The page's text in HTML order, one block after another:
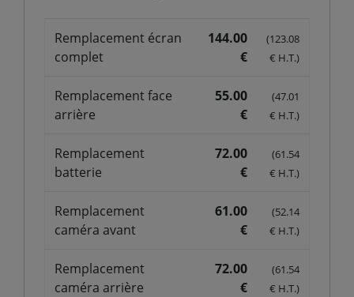
Remplacement écran
complet
144.00
€
(123.08
€ H.T.)
Remplacement face
arrière
55.00
€
(47.01
€ H.T.)
Remplacement
batterie
72.00
€
(61.54
€ H.T.)
Remplacement
caméra avant
61.00
€
(52.14
€ H.T.)
Remplacement
caméra arrière
72.00
€
(61.54
€ H.T.)